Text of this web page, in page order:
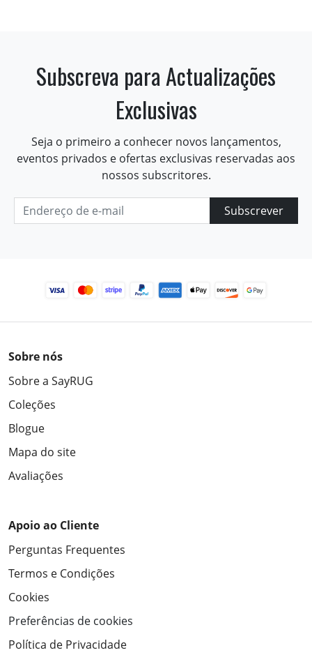
Subscreva para Actualizações
Exclusivas
Seja o primeiro a conhecer novos lançamentos,
eventos privados e ofertas exclusivas reservadas aos
nossos subscritores.
Subscrever
Sobre nós
Sobre a SayRUG
Coleções
Blogue
Mapa do site
Avaliações
Apoio ao Cliente
Perguntas Frequentes
Termos e Condições
Cookies
Preferências de cookies
Política de Privacidade